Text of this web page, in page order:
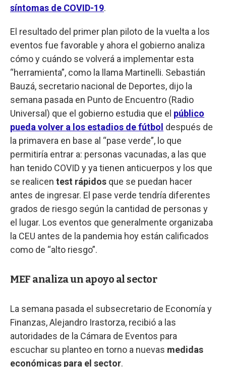
síntomas de COVID-19.
El resultado del primer plan piloto de la vuelta a los
eventos fue favorable y ahora el gobierno analiza
cómo y cuándo se volverá a implementar esta
“herramienta”, como la llama Martinelli. Sebastián
Bauzá, secretario nacional de Deportes, dijo la
semana pasada en Punto de Encuentro (Radio
Universal) que el gobierno estudia que el público
pueda volver a los estadios de fútbol después de
la primavera en base al “pase verde”, lo que
permitiría entrar a: personas vacunadas, a las que
han tenido COVID y ya tienen anticuerpos y los que
se realicen test rápidos que se puedan hacer
antes de ingresar. El pase verde tendría diferentes
grados de riesgo según la cantidad de personas y
el lugar. Los eventos que generalmente organizaba
la CEU antes de la pandemia hoy están calificados
como de “alto riesgo”.
MEF analiza un apoyo al sector
La semana pasada el subsecretario de Economía y
Finanzas, Alejandro Irastorza, recibió a las
autoridades de la Cámara de Eventos para
escuchar su planteo en torno a nuevas medidas
económicas para el sector.